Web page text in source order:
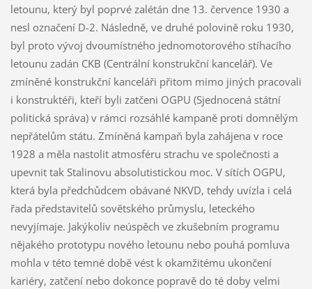
letounu, který byl poprvé zalétán dne 13. července 1930 a
nesl označení D-2. Následně, ve druhé polovině roku 1930,
byl proto vývoj dvoumístného jednomotorového stíhacího
letounu zadán CKB (Centrální konstrukční kancelář). Ve
zmíněné konstrukční kanceláři přitom mimo jiných pracovali
i konstruktéři, kteří byli zatčeni OGPU (Sjednocená státní
politická správa) v rámci rozsáhlé kampaně proti domnělým
nepřátelům státu. Zmíněná kampaň byla zahájena v roce
1928 a měla nastolit atmosféru strachu ve společnosti a
upevnit tak Stalinovu absolutistickou moc. V sítích OGPU,
která byla předchůdcem obávané NKVD, tehdy uvízla i celá
řada představitelů sovětského průmyslu, leteckého
nevyjímaje. Jakýkoliv neúspěch ve zkušebním programu
nějakého prototypu nového letounu nebo pouhá pomluva
mohla v této temné době vést k okamžitému ukončení
kariéry, zatčení nebo dokonce popravě do té doby velmi